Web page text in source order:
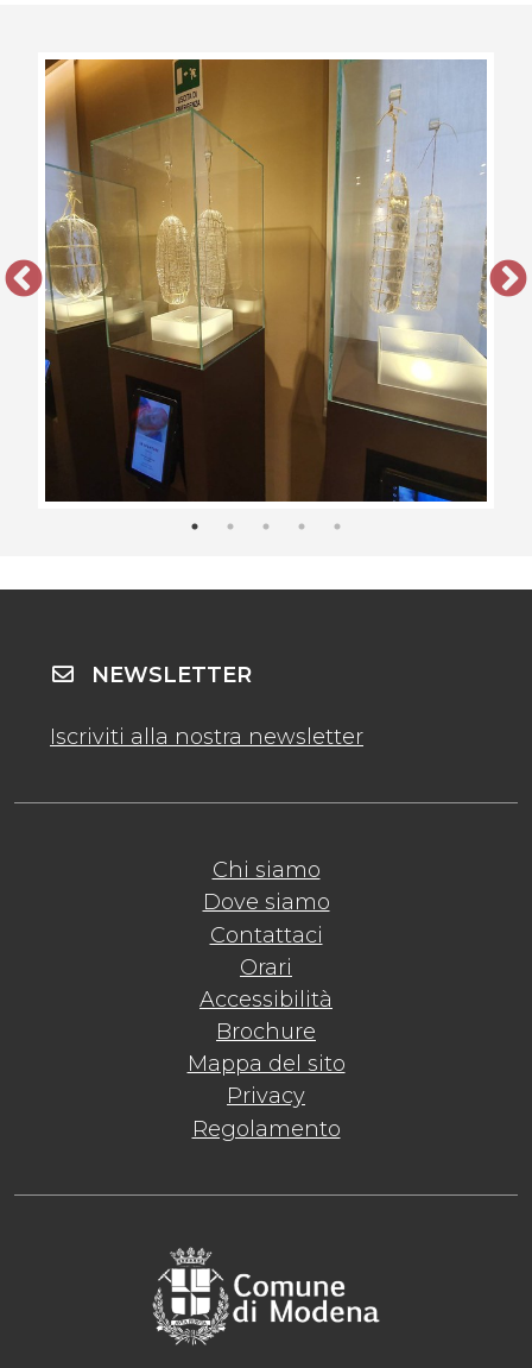
Chi siamo
Dove siamo
Contattaci
Orari
Accessibilità
Brochure
Mappa del sito
Privacy
Regolamento
NEWSLETTER
Iscriviti alla nostra newsletter